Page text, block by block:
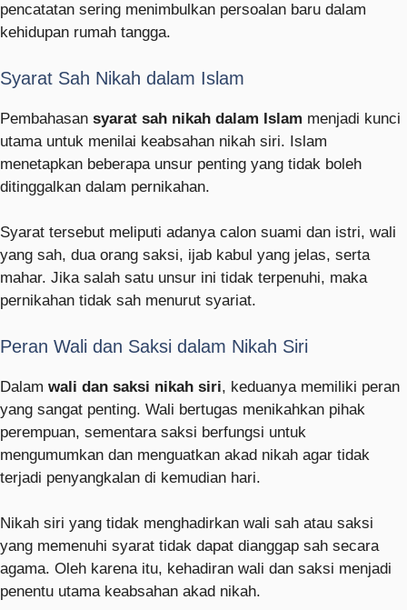
pencatatan sering menimbulkan persoalan baru dalam
kehidupan rumah tangga.
Syarat Sah Nikah dalam Islam
Pembahasan syarat sah nikah dalam Islam menjadi kunci
utama untuk menilai keabsahan nikah siri. Islam
menetapkan beberapa unsur penting yang tidak boleh
ditinggalkan dalam pernikahan.
Syarat tersebut meliputi adanya calon suami dan istri, wali
yang sah, dua orang saksi, ijab kabul yang jelas, serta
mahar. Jika salah satu unsur ini tidak terpenuhi, maka
pernikahan tidak sah menurut syariat.
Peran Wali dan Saksi dalam Nikah Siri
Dalam wali dan saksi nikah siri, keduanya memiliki peran
yang sangat penting. Wali bertugas menikahkan pihak
perempuan, sementara saksi berfungsi untuk
mengumumkan dan menguatkan akad nikah agar tidak
terjadi penyangkalan di kemudian hari.
Nikah siri yang tidak menghadirkan wali sah atau saksi
yang memenuhi syarat tidak dapat dianggap sah secara
agama. Oleh karena itu, kehadiran wali dan saksi menjadi
penentu utama keabsahan akad nikah.